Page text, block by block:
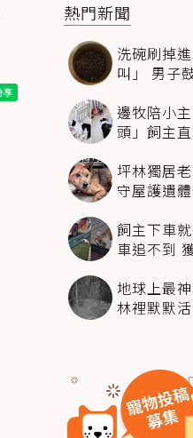
熱門新聞
洗碗刷掉
叫」 男子
邊牧陪小
頭」飼主
坪林獨居
守屋護遺
飼主下車
車追不到
地球上最
林裡默默